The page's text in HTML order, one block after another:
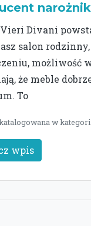
Divani
salon
możliwość
że meble
To
w kategorii
wpis